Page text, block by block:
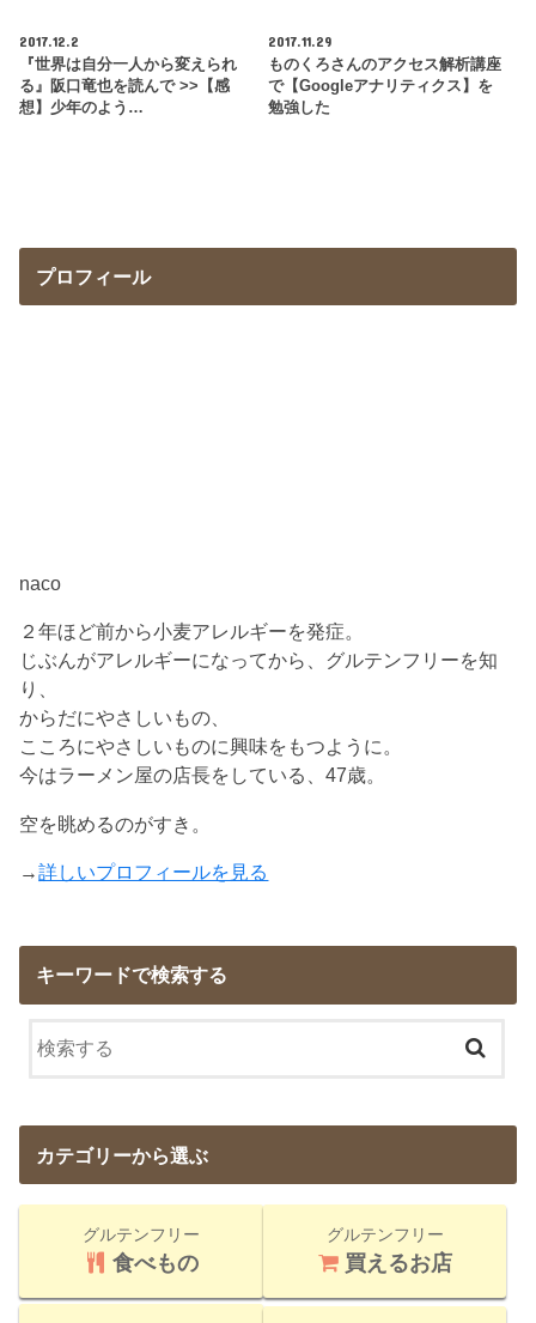
2017.12.2
『世界は自分一人から変えられ
る』阪口竜也を読んで >>【感
想】少年のよう…
2017.11.29
ものくろさんのアクセス解析講座
で【Googleアナリティクス】を
勉強した
プロフィール
naco
２年ほど前から小麦アレルギーを発症。
じぶんがアレルギーになってから、グルテンフリーを知
り、
からだにやさしいもの、
こころにやさしいものに興味をもつように。
今はラーメン屋の店長をしている、47歳。
空を眺めるのがすき。
→詳しいプロフィールを見る
キーワードで検索する
カテゴリーから選ぶ
グルテンフリー
食べもの
グルテンフリー
買えるお店